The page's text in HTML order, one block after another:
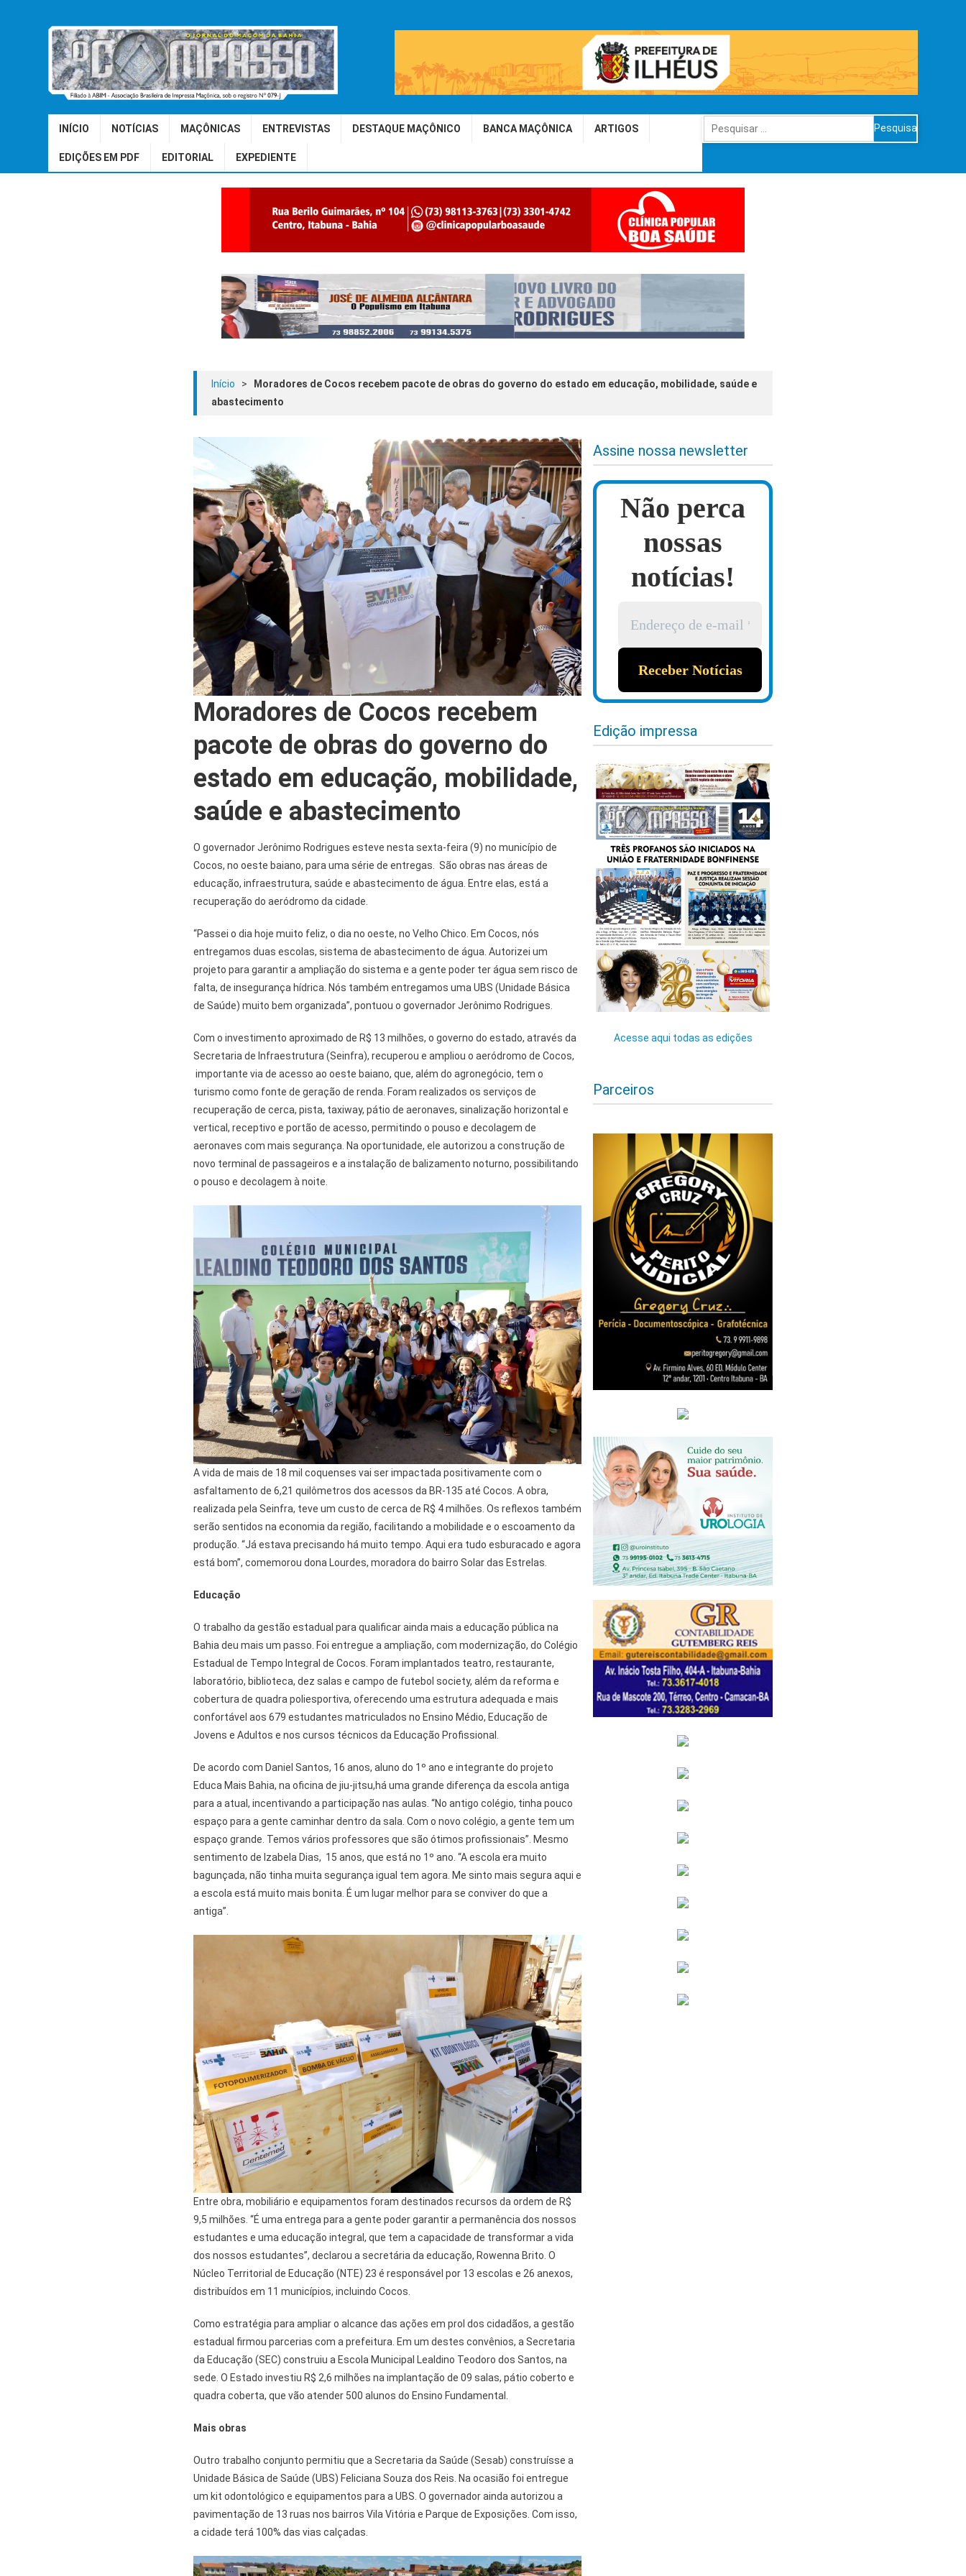
INÍCIO NOTÍCIAS MAÇÔNICAS ENTREVISTAS DESTAQUE MAÇÔNICO BANCA MAÇÔNICA ARTIGOS
EDIÇÕES EM PDF EDITORIAL EXPEDIENTE
Pesquisar
por:
Início >
Moradores de Cocos recebem pacote de obras do governo do estado em educação, mobilidade, saúde e
abastecimento
Moradores de Cocos recebem
pacote de obras do governo do
estado em educação, mobilidade,
saúde e abastecimento
O governador Jerônimo Rodrigues esteve nesta sexta-feira (9) no município de
Cocos, no oeste baiano, para uma série de entregas. São obras nas áreas de
educação, infraestrutura, saúde e abastecimento de água. Entre elas, está a
recuperação do aeródromo da cidade.
“Passei o dia hoje muito feliz, o dia no oeste, no Velho Chico. Em Cocos, nós
entregamos duas escolas, sistema de abastecimento de água. Autorizei um
projeto para garantir a ampliação do sistema e a gente poder ter água sem risco de
falta, de insegurança hídrica. Nós também entregamos uma UBS (Unidade Básica
de Saúde) muito bem organizada”, pontuou o governador Jerônimo Rodrigues.
Com o investimento aproximado de R$ 13 milhões, o governo do estado, através da
Secretaria de Infraestrutura (Seinfra), recuperou e ampliou o aeródromo de Cocos,
importante via de acesso ao oeste baiano, que, além do agronegócio, tem o
turismo como fonte de geração de renda. Foram realizados os serviços de
recuperação de cerca, pista, taxiway, pátio de aeronaves, sinalização horizontal e
vertical, receptivo e portão de acesso, permitindo o pouso e decolagem de
aeronaves com mais segurança. Na oportunidade, ele autorizou a construção de
novo terminal de passageiros e a instalação de balizamento noturno, possibilitando
o pouso e decolagem à noite.
A vida de mais de 18 mil coquenses vai ser impactada positivamente com o
asfaltamento de 6,21 quilômetros dos acessos da BR-135 até Cocos. A obra,
realizada pela Seinfra, teve um custo de cerca de R$ 4 milhões. Os reflexos também
serão sentidos na economia da região, facilitando a mobilidade e o escoamento da
produção. “Já estava precisando há muito tempo. Aqui era tudo esburacado e agora
está bom”, comemorou dona Lourdes, moradora do bairro Solar das Estrelas.
Educação
O trabalho da gestão estadual para qualificar ainda mais a educação pública na
Bahia deu mais um passo. Foi entregue a ampliação, com modernização, do Colégio
Estadual de Tempo Integral de Cocos. Foram implantados teatro, restaurante,
laboratório, biblioteca, dez salas e campo de futebol society, além da reforma e
cobertura de quadra poliesportiva, oferecendo uma estrutura adequada e mais
confortável aos 679 estudantes matriculados no Ensino Médio, Educação de
Jovens e Adultos e nos cursos técnicos da Educação Profissional.
De acordo com Daniel Santos, 16 anos, aluno do 1º ano e integrante do projeto
Educa Mais Bahia, na oficina de jiu-jitsu,há uma grande diferença da escola antiga
para a atual, incentivando a participação nas aulas. “No antigo colégio, tinha pouco
espaço para a gente caminhar dentro da sala. Com o novo colégio, a gente tem um
espaço grande. Temos vários professores que são ótimos profissionais”. Mesmo
sentimento de Izabela Dias, 15 anos, que está no 1º ano. “A escola era muito
bagunçada, não tinha muita segurança igual tem agora. Me sinto mais segura aqui e
a escola está muito mais bonita. É um lugar melhor para se conviver do que a
antiga”.
Entre obra, mobiliário e equipamentos foram destinados recursos da ordem de R$
9,5 milhões. “É uma entrega para a gente poder garantir a permanência dos nossos
estudantes e uma educação integral, que tem a capacidade de transformar a vida
dos nossos estudantes”, declarou a secretária da educação, Rowenna Brito. O
Núcleo Territorial de Educação (NTE) 23 é responsável por 13 escolas e 26 anexos,
distribuídos em 11 municípios, incluindo Cocos.
Como estratégia para ampliar o alcance das ações em prol dos cidadãos, a gestão
estadual firmou parcerias com a prefeitura. Em um destes convênios, a Secretaria
da Educação (SEC) construiu a Escola Municipal Lealdino Teodoro dos Santos, na
sede. O Estado investiu R$ 2,6 milhões na implantação de 09 salas, pátio coberto e
quadra coberta, que vão atender 500 alunos do Ensino Fundamental.
Mais obras
Outro trabalho conjunto permitiu que a Secretaria da Saúde (Sesab) construísse a
Unidade Básica de Saúde (UBS) Feliciana Souza dos Reis. Na ocasião foi entregue
um kit odontológico e equipamentos para a UBS. O governador ainda autorizou a
pavimentação de 13 ruas nos bairros Vila Vitória e Parque de Exposições. Com isso,
a cidade terá 100% das vias calçadas.
Assine nossa newsletter
Não perca
nossas
notícias!
Edição impressa
Acesse aqui todas as edições
Parceiros